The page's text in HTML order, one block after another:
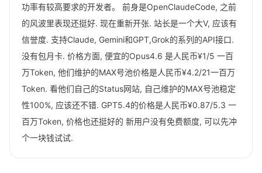
功率有较高要求的开发者。 前身是OpenClaudeCode, 之前
的风波里表现还挺好. 现在重新开张. 站长是一个大V, 应该有
信誉度. 支持Claude, Gemini和GPT,Grok的系列的API接口.
没有包月卡. 价格方面, 便宜的Opus4.6 是人民币¥1/5 一百
万Token, 他们维护的MAX号池价格是人民币¥4.2/21一百万
Token. 看他们自己的Status网站, 自己维护的MAX号池稳定
性100%, 应该还不错. GPT5.4的价格是人民币¥0.87/5.3 一
百万Token, 价格也还挺好的 新用户没有免费额度, 可以先冲
个一块钱试试.